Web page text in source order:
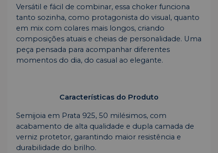
Versátil e fácil de combinar, essa choker funciona
tanto sozinha, como protagonista do visual, quanto
em mix com colares mais longos, criando
composições atuais e cheias de personalidade. Uma
peça pensada para acompanhar diferentes
momentos do dia, do casual ao elegante.
Características do Produto
Semijoia em Prata 925, 50 milésimos, com
acabamento de alta qualidade e dupla camada de
verniz protetor, garantindo maior resistência e
durabilidade do brilho.